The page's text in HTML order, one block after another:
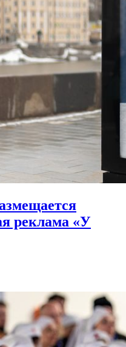
реклама «У